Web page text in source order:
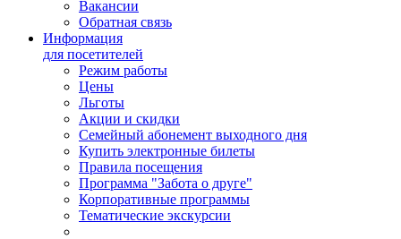
Вакансии
Обратная связь
Информация
для посетителей
Режим работы
Цены
Льготы
Акции и скидки
Семейный абонемент выходного дня
Купить электронные билеты
Правила посещения
Программа "Забота о друге"
Корпоративные программы
Тематические экскурсии